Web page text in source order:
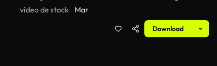
vídeo de stock
Mar
Download